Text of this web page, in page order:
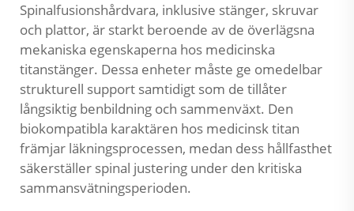
Spinalfusionshårdvara, inklusive stänger, skruvar
och plattor, är starkt beroende av de överlägsna
mekaniska egenskaperna hos medicinska
titanstänger. Dessa enheter måste ge omedelbar
strukturell support samtidigt som de tillåter
långsiktig benbildning och sammenväxt. Den
biokompatibla karaktären hos medicinsk titan
främjar läkningsprocessen, medan dess hållfasthet
säkerställer spinal justering under den kritiska
sammansvätningsperioden.